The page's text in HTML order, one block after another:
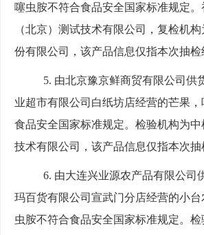
噻虫胺不符合食品安全国家标准规定
（北京）测试技术有限公司，复检机
份有限公司，该产品信息仅指本次抽检
5. 由北京豫京鲜商贸有限公司供
业超市有限公司白纸坊店经营的芒果
食品安全国家标准规定。检验机构为
技术有限公司，该产品信息仅指本次抽
6. 由大连兴业源农产品有限公司
玛百货有限公司宣武门分店经营的小
虫胺不符合食品安全国家标准规定。